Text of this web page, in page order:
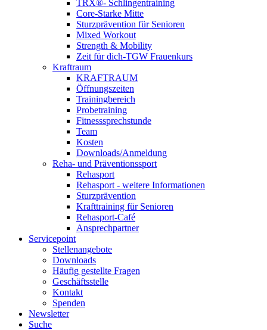
TRX®- Schlingentraining
Core-Starke Mitte
Sturzprävention für Senioren
Mixed Workout
Strength & Mobility
Zeit für dich-TGW Frauenkurs
Kraftraum
KRAFTRAUM
Öffnungszeiten
Trainingbereich
Probetraining
Fitnesssprechstunde
Team
Kosten
Downloads/Anmeldung
Reha- und Präventionssport
Rehasport
Rehasport - weitere Informationen
Sturzprävention
Krafttraining für Senioren
Rehasport-Café
Ansprechpartner
Servicepoint
Stellenangebote
Downloads
Häufig gestellte Fragen
Geschäftsstelle
Kontakt
Spenden
Newsletter
Suche